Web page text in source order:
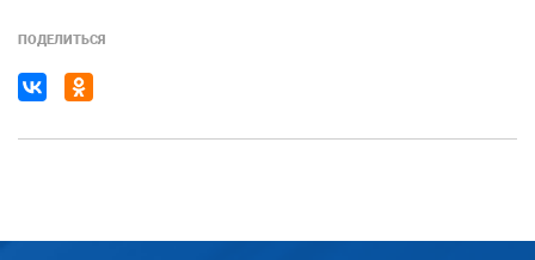
ПОДЕЛИТЬСЯ